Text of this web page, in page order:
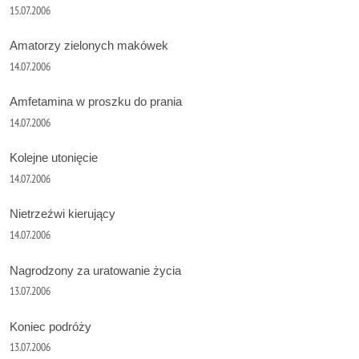
15.07.2006
Amatorzy zielonych makówek
14.07.2006
Amfetamina w proszku do prania
14.07.2006
Kolejne utonięcie
14.07.2006
Nietrzeźwi kierujący
14.07.2006
Nagrodzony za uratowanie życia
13.07.2006
Koniec podróży
13.07.2006